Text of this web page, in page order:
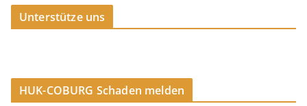
Unterstütze uns
HUK-COBURG Schaden melden